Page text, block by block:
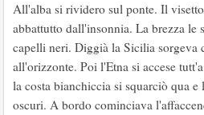
All'alba si rividero sul ponte. Il
abbattutto dall'insonnia. La brezza le
capelli neri. Diggià la Sicilia sorgeva
all'orizzonte. Poi l'Etna si accese
la costa bianchiccia si squarciò qua
oscuri. A bordo cominciava